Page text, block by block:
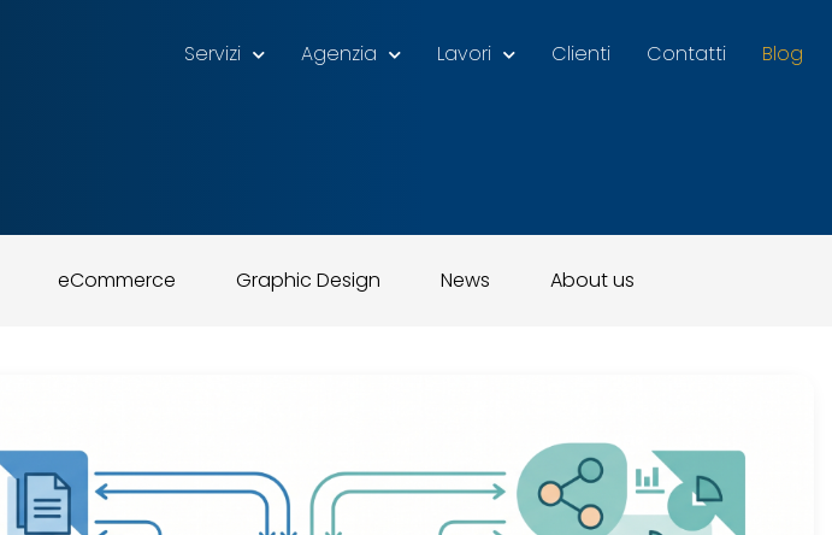
Servizi Agenzia Lavori Clienti Contatti Blog
eCommerce Graphic Design News About us